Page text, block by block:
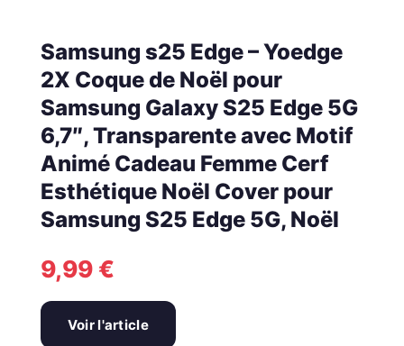
Samsung s25 Edge – Yoedge
2X Coque de Noël pour
Samsung Galaxy S25 Edge 5G
6,7″, Transparente avec Motif
Animé Cadeau Femme Cerf
Esthétique Noël Cover pour
Samsung S25 Edge 5G, Noël
9,99 €
Voir l'article